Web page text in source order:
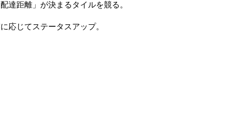
達距離」が決まるタイルを競る。
応じてステータスアップ。